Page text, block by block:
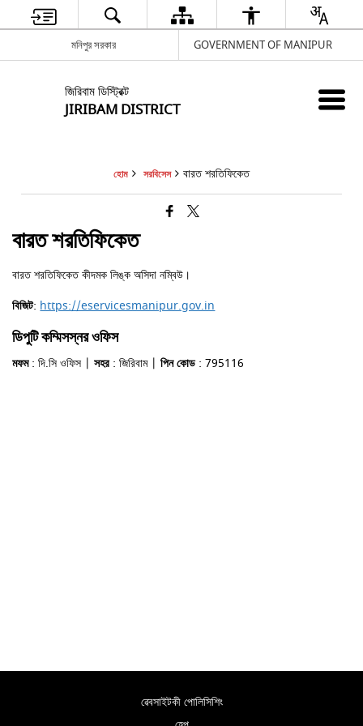
মনিপুর সরকার GOVERNMENT OF MANIPUR
জিরিবাম ডিস্ট্রিক্ট
JIRIBAM DISTRICT
হোম সরবিসেস বারত শরতিফিকেত
বারত শরতিফিকেত
বারত শরতিফিকেত কীদমক লিঙ্ক অসিদা নম্বিউ।
বিজিট: https://eservicesmanipur.gov.in
ডিপুটি কম্মিসস্নর ওফিস
মফম: দি.সি ওফিস |সহর: জিরিবাম |পিন কোড: 795116
ৱেবসাইটকী পোলিসিশিং